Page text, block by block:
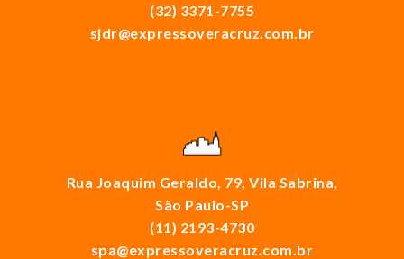
(32) 3371-7755
sjdr@expressoveracruz.com.br
Rua Joaquim Geraldo, 79, Vila Sabrina,
São Paulo-SP
(11) 2193-4730
spa@expressoveracruz.com.br